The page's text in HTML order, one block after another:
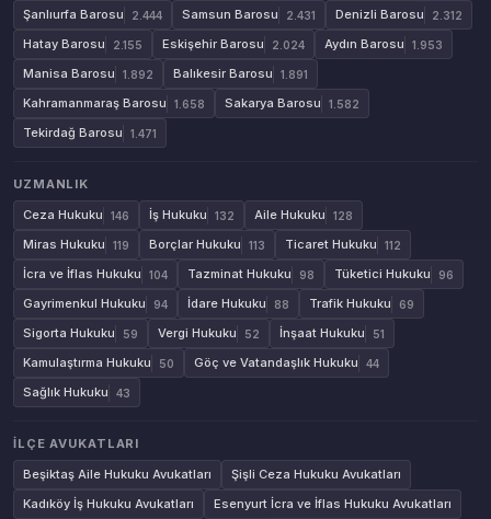
Şanlıurfa Barosu 2.444 Samsun Barosu 2.431 Denizli Barosu 2.312
Hatay Barosu 2.155 Eskişehir Barosu 2.024 Aydın Barosu 1.953
Manisa Barosu 1.892 Balıkesir Barosu 1.891
Kahramanmaraş Barosu 1.658 Sakarya Barosu 1.582
Tekirdağ Barosu 1.471
UZMANLIK
Ceza Hukuku
146 İş Hukuku 132 Aile Hukuku 128
Miras Hukuku 119 Borçlar Hukuku 113 Ticaret Hukuku 112
İcra ve İflas Hukuku 104 Tazminat Hukuku 98 Tüketici Hukuku 96
Gayrimenkul Hukuku 94 İdare Hukuku 88 Trafik Hukuku 69
Sigorta Hukuku 59 Vergi Hukuku 52 İnşaat Hukuku 51
Kamulaştırma Hukuku 50 Göç ve Vatandaşlık Hukuku 44
Sağlık Hukuku 43
İLÇE AVUKATLARI
Beşiktaş Aile Hukuku Avukatları
Şişli Ceza Hukuku Avukatları
Kadıköy İş Hukuku Avukatları
Esenyurt İcra ve İflas Hukuku Avukatları